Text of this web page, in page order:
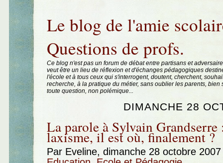
Le blog de l'amie
Questions de profs.
Ce blog n'est pas un forum de débat entre partisans et
veut être un lieu de réflexion et d'échanges pédagogiques
l'école et à tous ceux qui s'interrogent, doutent, cherchent,
recherche, à la pratique du métier, sans oublier les parents, bien
toute question, non polémique...
DIMANCHE 28
La parole à Sylvain Grandserre
laxisme, il est où, finalement ?
Par Eveline, dimanche 28 octobre